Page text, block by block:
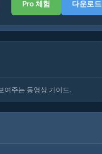
Pro 체험 다운로드
여주는 동영상 가이드.